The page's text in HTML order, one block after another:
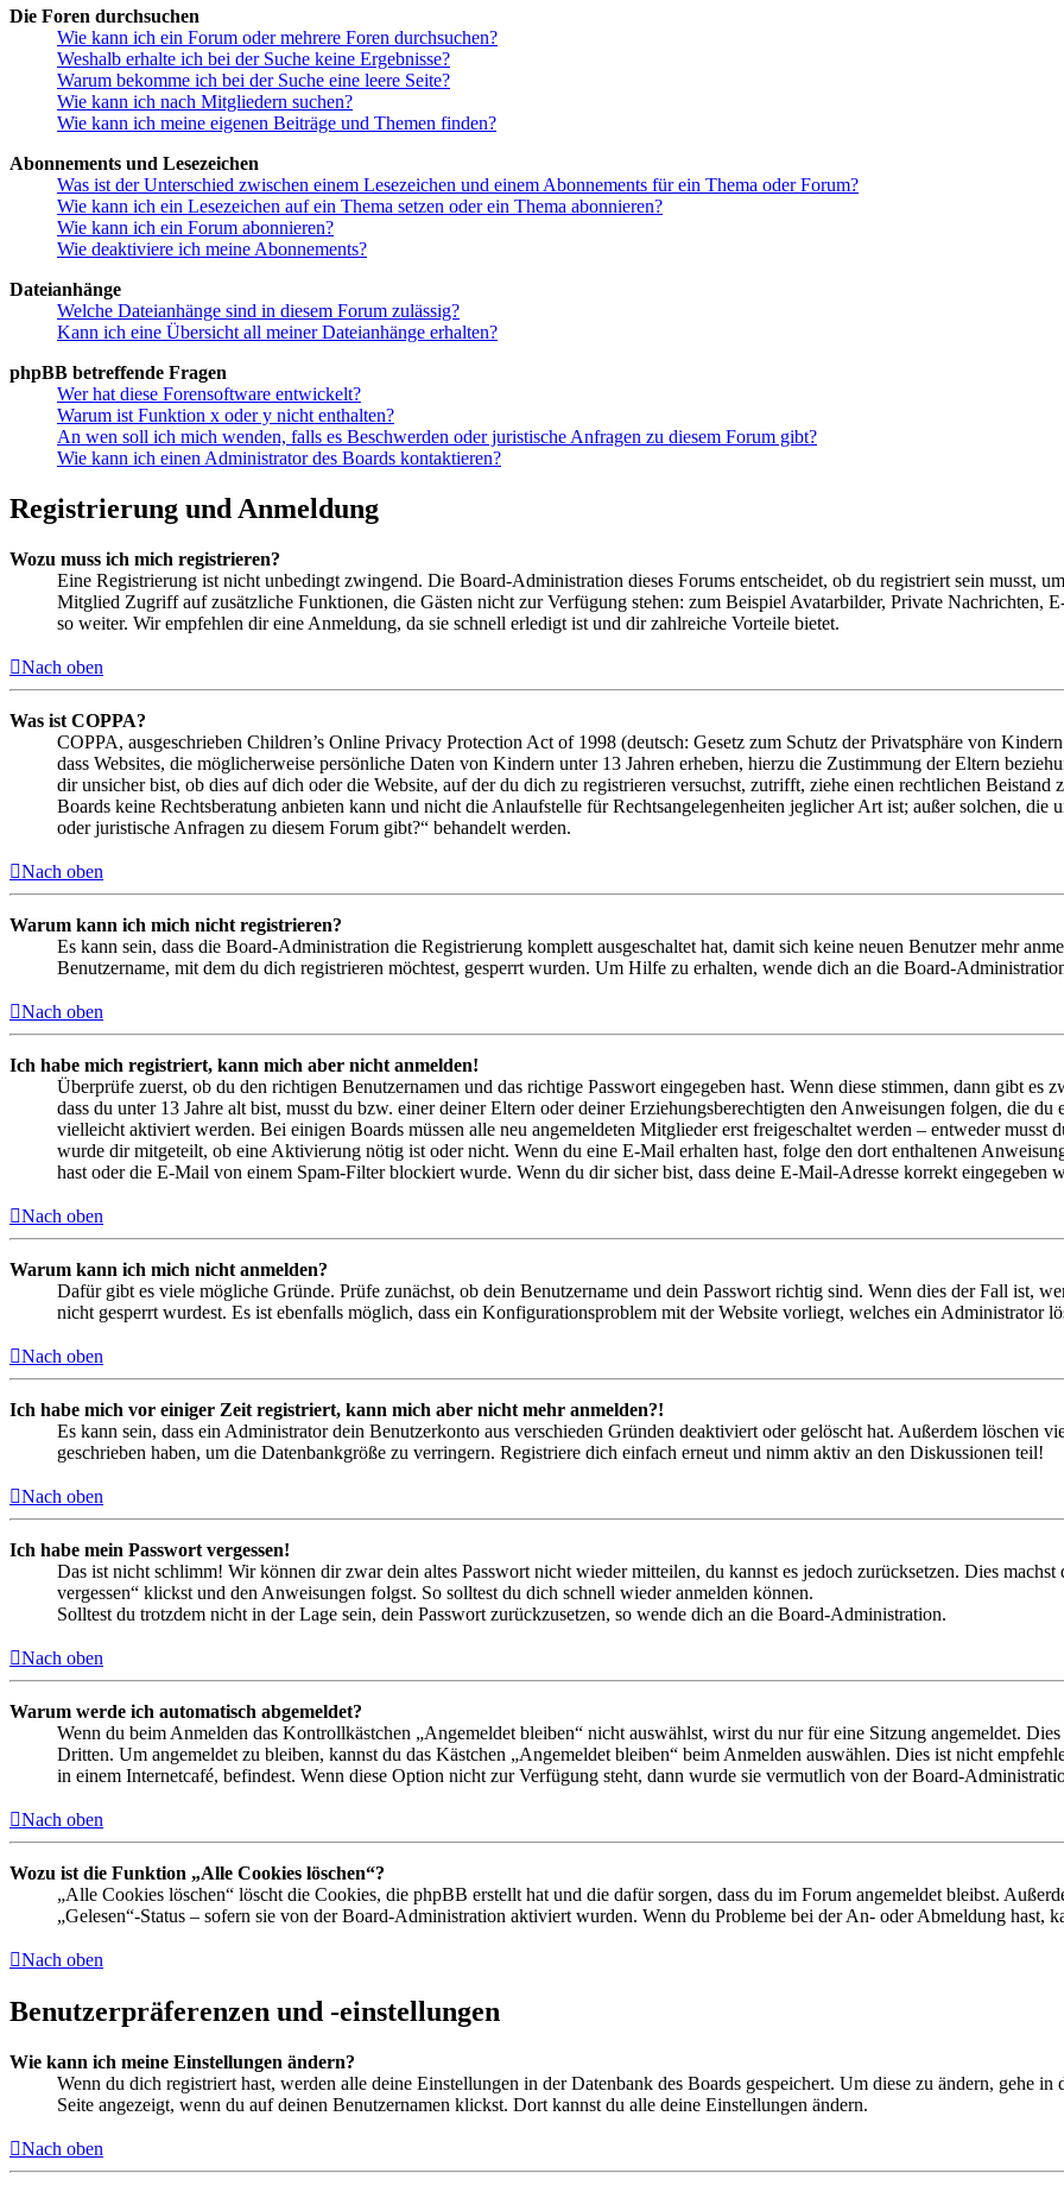
Die Foren durchsuchen
Wie kann ich ein Forum oder mehrere Foren durchsuchen?
Weshalb erhalte ich bei der Suche keine Ergebnisse?
Warum bekomme ich bei der Suche eine leere Seite?
Wie kann ich nach Mitgliedern suchen?
Wie kann ich meine eigenen Beiträge und Themen finden?
Abonnements und Lesezeichen
Was ist der Unterschied zwischen einem Lesezeichen und einem Abonnements für ein Thema oder Forum?
Wie kann ich ein Lesezeichen auf ein Thema setzen oder ein Thema abonnieren?
Wie kann ich ein Forum abonnieren?
Wie deaktiviere ich meine Abonnements?
Dateianhänge
Welche Dateianhänge sind in diesem Forum zulässig?
Kann ich eine Übersicht all meiner Dateianhänge erhalten?
phpBB betreffende Fragen
Wer hat diese Forensoftware entwickelt?
Warum ist Funktion x oder y nicht enthalten?
An wen soll ich mich wenden, falls es Beschwerden oder juristische Anfragen zu diesem Forum gibt?
Wie kann ich einen Administrator des Boards kontaktieren?
Registrierung und Anmeldung
Wozu muss ich mich registrieren?
Eine Registrierung ist nicht unbedingt zwingend. Die Board-Administration dieses Forums entscheidet, ob du registriert sein musst,
Mitglied Zugriff auf zusätzliche Funktionen, die Gästen nicht zur Verfügung stehen: zum Beispiel Avatarbilder, Private Nachrichten,
so weiter. Wir empfehlen dir eine Anmeldung, da sie schnell erledigt ist und dir zahlreiche Vorteile bietet.
Nach oben
Was ist COPPA?
COPPA, ausgeschrieben Children’s Online Privacy Protection Act of 1998 (deutsch: Gesetz zum Schutz der Privatsphäre von
dass Websites, die möglicherweise persönliche Daten von Kindern unter 13 Jahren erheben, hierzu die Zustimmung der Eltern
dir unsicher bist, ob dies auf dich oder die Website, auf der du dich zu registrieren versuchst, zutrifft, ziehe einen rechtlichen
Boards keine Rechtsberatung anbieten kann und nicht die Anlaufstelle für Rechtsangelegenheiten jeglicher Art ist; außer solchen,
oder juristische Anfragen zu diesem Forum gibt?“ behandelt werden.
Nach oben
Warum kann ich mich nicht registrieren?
Es kann sein, dass die Board-Administration die Registrierung komplett ausgeschaltet hat, damit sich keine neuen Benutzer mehr
Benutzername, mit dem du dich registrieren möchtest, gesperrt wurden. Um Hilfe zu erhalten, wende dich an die Board-
Nach oben
Ich habe mich registriert, kann mich aber nicht anmelden!
Überprüfe zuerst, ob du den richtigen Benutzernamen und das richtige Passwort eingegeben hast. Wenn diese stimmen, dann gibt es
dass du unter 13 Jahre alt bist, musst du bzw. einer deiner Eltern oder deiner Erziehungsberechtigten den Anweisungen folgen, die
vielleicht aktiviert werden. Bei einigen Boards müssen alle neu angemeldeten Mitglieder erst freigeschaltet werden – entweder musst
wurde dir mitgeteilt, ob eine Aktivierung nötig ist oder nicht. Wenn du eine E-Mail erhalten hast, folge den dort enthaltenen
hast oder die E-Mail von einem Spam-Filter blockiert wurde. Wenn du dir sicher bist, dass deine E-Mail-Adresse korrekt eingegeben
Nach oben
Warum kann ich mich nicht anmelden?
Dafür gibt es viele mögliche Gründe. Prüfe zunächst, ob dein Benutzername und dein Passwort richtig sind. Wenn dies der Fall ist,
nicht gesperrt wurdest. Es ist ebenfalls möglich, dass ein Konfigurationsproblem mit der Website vorliegt, welches ein Administrator
Nach oben
Ich habe mich vor einiger Zeit registriert, kann mich aber nicht mehr anmelden?!
Es kann sein, dass ein Administrator dein Benutzerkonto aus verschieden Gründen deaktiviert oder gelöscht hat. Außerdem löschen
geschrieben haben, um die Datenbankgröße zu verringern. Registriere dich einfach erneut und nimm aktiv an den Diskussionen teil!
Nach oben
Ich habe mein Passwort vergessen!
Das ist nicht schlimm! Wir können dir zwar dein altes Passwort nicht wieder mitteilen, du kannst es jedoch zurücksetzen. Dies
vergessen“ klickst und den Anweisungen folgst. So solltest du dich schnell wieder anmelden können.
Solltest du trotzdem nicht in der Lage sein, dein Passwort zurückzusetzen, so wende dich an die Board-Administration.
Nach oben
Warum werde ich automatisch abgemeldet?
Wenn du beim Anmelden das Kontrollkästchen „Angemeldet bleiben“ nicht auswählst, wirst du nur für eine Sitzung angemeldet.
Dritten. Um angemeldet zu bleiben, kannst du das Kästchen „Angemeldet bleiben“ beim Anmelden auswählen. Dies ist nicht
in einem Internetcafé, befindest. Wenn diese Option nicht zur Verfügung steht, dann wurde sie vermutlich von der Board-
Nach oben
Wozu ist die Funktion „Alle Cookies löschen“?
„Alle Cookies löschen“ löscht die Cookies, die phpBB erstellt hat und die dafür sorgen, dass du im Forum angemeldet bleibst.
„Gelesen“-Status – sofern sie von der Board-Administration aktiviert wurden. Wenn du Probleme bei der An- oder Abmeldung hast,
Nach oben
Benutzerpräferenzen und -einstellungen
Wie kann ich meine Einstellungen ändern?
Wenn du dich registriert hast, werden alle deine Einstellungen in der Datenbank des Boards gespeichert. Um diese zu ändern, gehe
Seite angezeigt, wenn du auf deinen Benutzernamen klickst. Dort kannst du alle deine Einstellungen ändern.
Nach oben